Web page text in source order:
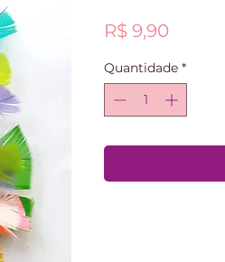
R$ 9,90
Quantidade *